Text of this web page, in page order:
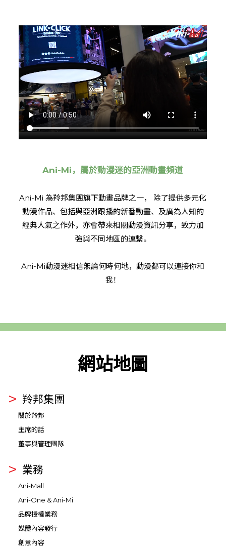
Ani-Mi，屬於動漫迷的亞洲動畫頻道
Ani-Mi 為羚邦集團旗下動畫品牌之一， 除了提供多元化
動漫作品、包括與亞洲跟播的新番動畫、及廣為人知的
經典人氣之作外，亦會帶來相關動漫資訊分享，致力加
強與不同地區的連繫。
Ani-Mi動漫迷相信無論何時何地，動漫都可以連接你和
我！
網站地圖
羚邦集團
關於羚邦
主席的話
董事與管理團隊
業務
Ani-Mall
Ani-One & Ani-Mi
品牌授權業務
媒體內容發行
創意內容